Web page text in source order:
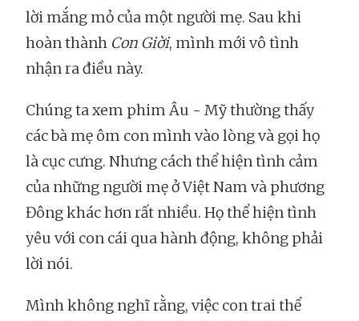
lời mắng mỏ của một người mẹ. Sau khi
hoàn thành Con Giời, mình mới vô tình
nhận ra điều này.
Chúng ta xem phim Âu - Mỹ thường thấy
các bà mẹ ôm con mình vào lòng và gọi họ
là cục cưng. Nhưng cách thể hiện tình cảm
của những người mẹ ở Việt Nam và phương
Đông khác hơn rất nhiều. Họ thể hiện tình
yêu với con cái qua hành động, không phải
lời nói.
Mình không nghĩ rằng, việc con trai thể